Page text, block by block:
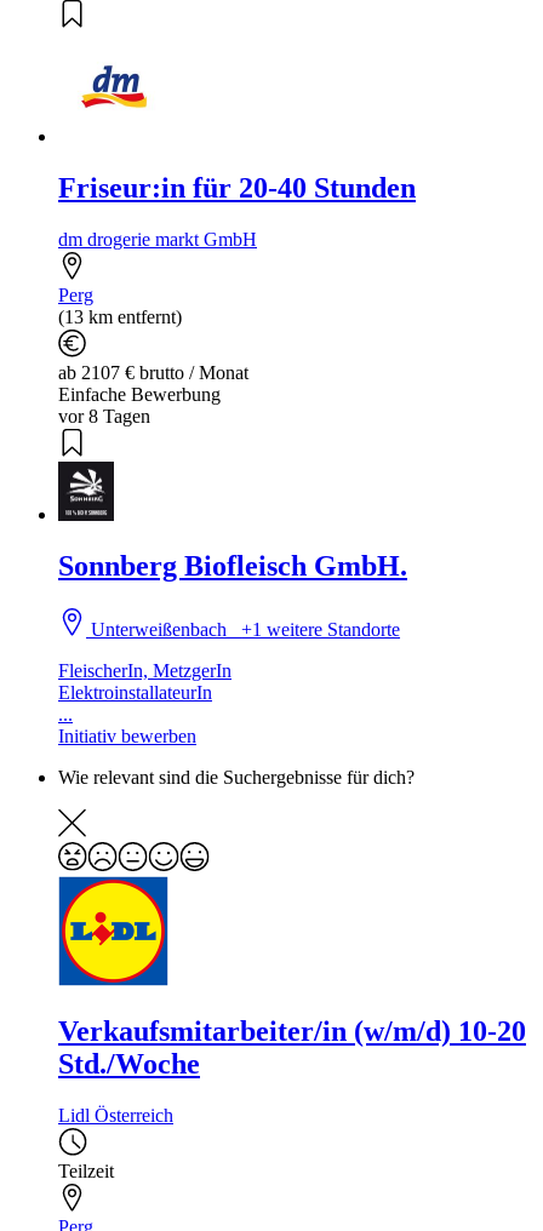
Friseur:in für 20-40 Stunden
dm drogerie markt GmbH
Perg
(13 km entfernt)
ab 2107 € brutto / Monat
Einfache Bewerbung
vor 8 Tagen
Sonnberg Biofleisch GmbH.
Unterweißenbach+1 weitere Standorte
FleischerIn, MetzgerIn
ElektroinstallateurIn
...
Initiativ bewerben
Wie relevant sind die Suchergebnisse für dich?
Verkaufsmitarbeiter/in (w/m/d) 10-20
Std./Woche
Lidl Österreich
Teilzeit
Perg